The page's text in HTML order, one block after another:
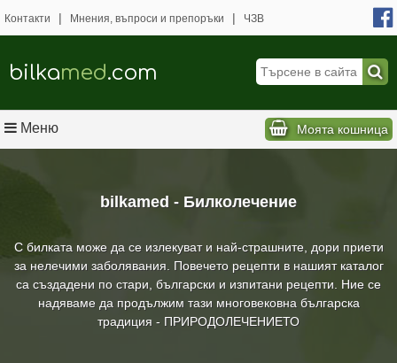
bilkamed - Билколечение
С билката може да се излекуват и най-страшните, дори приети
за нелечими заболявания. Повечето рецепти в нашият каталог
са създадени по стари, български и изпитани рецепти. Ние се
надяваме да продължим тази многовековна българска
традиция - ПРИРОДОЛЕЧЕНИЕТО
Контакти | Мнения, въпроси и препоръки | ЧЗВ
bilkamed.com
Меню Моята кошница